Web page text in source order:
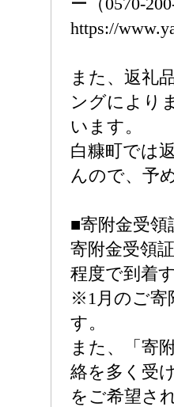
https://
また、返礼
ングにより
います。
白糠町では
んので、予
■寄附金受領
寄附金受領
程度で到着
※1月のご寄
す。
また、「寄
絡を多く受
をご希望さ